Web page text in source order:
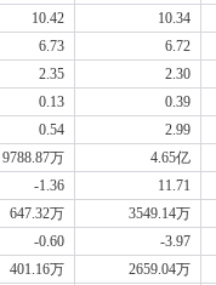
10.42
10.34
6.73
6.72
2.35
2.30
0.13
0.39
0.54
2.99
9788.87万
4.65亿
-1.36
11.71
647.32万
3549.14万
-0.60
-3.97
401.16万
2659.04万